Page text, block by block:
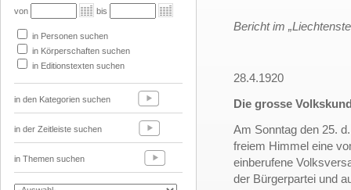
von bis
in Personen suchen
in Körperschaften suchen
in Editionstexten suchen
in den Kategorien suchen
in der Zeitleiste suchen
in Themen suchen
Bericht im
28.4.1920
Die grosse
Am Sonntag den 25.
freiem Himmel eine
einberufene
der Bürgerpartei und